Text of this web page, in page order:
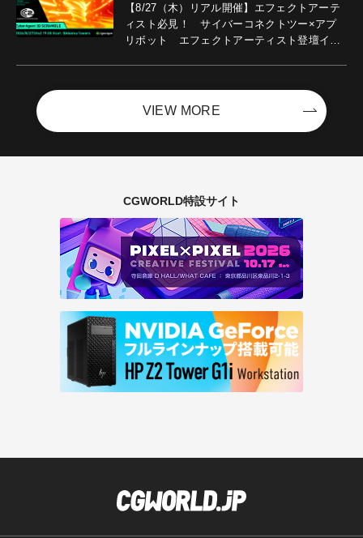
【8/27（木）リアル開催】エフェクトアーテ
ィスト必見！ サイバーコネクトツー×アプ
リボット エフェクトアーティスト登壇イベ
VIEW MORE
CGWORLD特設サイト